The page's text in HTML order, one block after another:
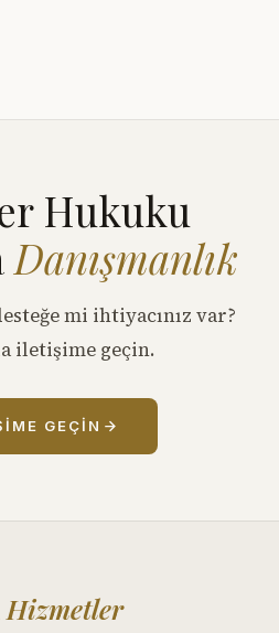
Hukuku
Danışmanlık
mi ihtiyacınız var?
iletişime geçin.
GEÇIN
Hizmetler